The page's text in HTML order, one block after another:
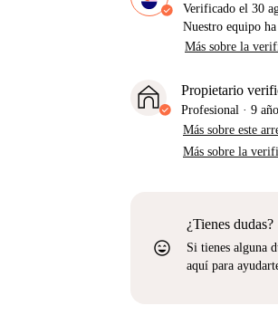
Verificado el 30
Nuestro equipo
Más sobre la
Propietario
Profesional · 9
Más sobre este
Más sobre la
sentiment_very_satisfied
¿Tienes dudas?
Si tienes alguna
aquí para